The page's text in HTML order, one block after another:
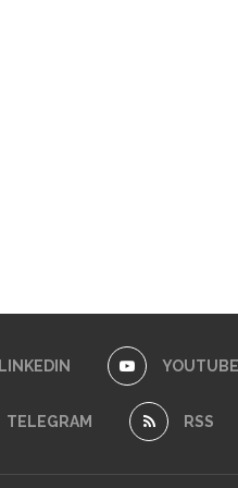
LINKEDIN YOUTUBE
TELEGRAM RSS